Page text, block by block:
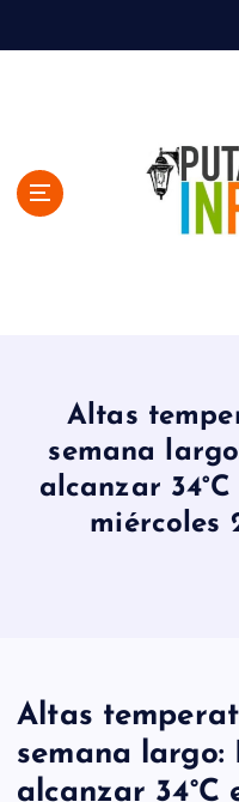
Altas
semana
alcanzar
miércoles
Altas
semana
alcanzar 34°C